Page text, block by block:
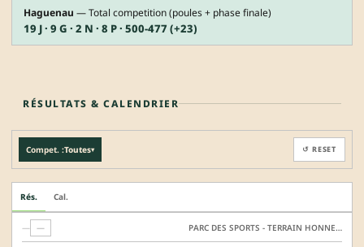
Haguenau — Total competition (poules + phase finale)
19 J · 9 G · 2 N · 8 P · 500-477 (+23)
RÉSULTATS & CALENDRIER
Compet. :Toutes▾ ↺ RESET
Rés. Cal.
— — PARC DES SPORTS - TERRAIN HONNEUR